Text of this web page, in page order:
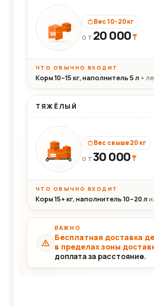
20кг
Вес 10–20 кг
ОТ 20 000₸
ЧТО ОБЫЧНО ВХОДИТ
Корм 10–15 кг, наполнитель 5 л+
ТЯЖЁЛЫЙ
30+кг
Вес свыше 20 кг
ОТ30 000₸
ЧТО ОБЫЧНО ВХОДИТ
Корм 15+ кг, наполнитель 10–20 л
ВАЖНО
Бесплатная доставка
в пределах зоны
доплата за расстояние.